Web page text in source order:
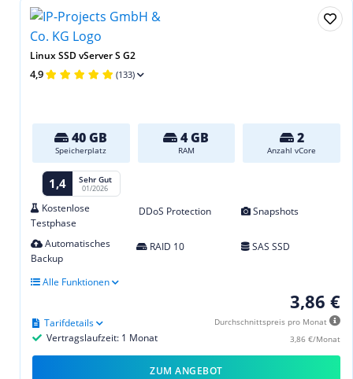
Linux SSD vServer S G2
4,9 (133)
40 GB
Speicherplatz
4 GB
RAM
2
Anzahl vCore
1,4 Sehr Gut
01/2026
Kostenlose
Testphase
DDoS Protection Snapshots
Automatisches
Backup
RAID 10 SAS SSD
Alle Funktionen
3,86 €
Durchschnittspreis pro Monat
3,86 €/Monat
Vertragslaufzeit: 1 Monat
Tarifdetails
ZUM ANGEBOT